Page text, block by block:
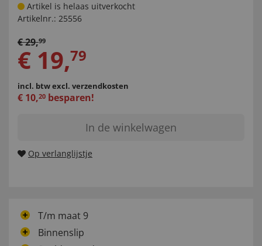
Artikel is helaas uitverkocht
Artikelnr.: 25556
€29,99
€ 19,79
incl. btwexcl. verzendkosten
€ 10,20 besparen!
In de winkelwagen
Op verlanglijstje
T/m maat 9
Binnenslip